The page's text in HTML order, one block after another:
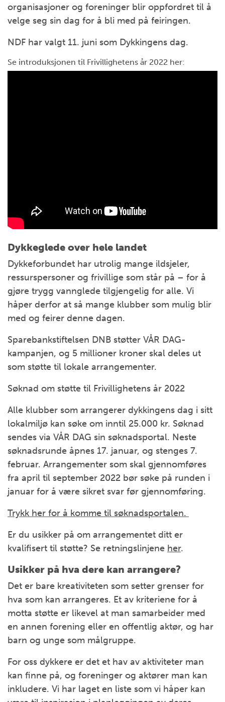
organisasjoner og foreninger blir oppfordret til å
velge seg sin dag for å bli med på feiringen.
NDF har valgt 11. juni som Dykkingens dag.
Se introduksjonen til Frivillighetens år 2022 her:
Dykkeglede over hele landet
Dykkeforbundet har utrolig mange ildsjeler,
ressurspersoner og frivillige som står på – for å
gjøre trygg vannglede tilgjengelig for alle. Vi
håper derfor at så mange klubber som mulig blir
med og feirer denne dagen.
Sparebankstiftelsen DNB støtter VÅR DAG-
kampanjen, og 5 millioner kroner skal deles ut
som støtte til lokale arrangementer.
Søknad om støtte til Frivillighetens år 2022
Alle klubber som arrangerer dykkingens dag i sitt
lokalmiljø kan søke om inntil 25.000 kr. Søknad
sendes via VÅR DAG sin søknadsportal. Neste
søknadsrunde åpnes 17. januar, og stenges 7.
februar. Arrangementer som skal gjennomføres
fra april til september 2022 bør søke på runden i
januar for å være sikret svar før gjennomføring.
Trykk her for å komme til søknadsportalen.
Er du usikker på om arrangementet ditt er
kvalifisert til støtte? Se retningslinjene her.
Usikker på hva dere kan arrangere?
Det er bare kreativiteten som setter grenser for
hva som kan arrangeres. Et av kriteriene for å
motta støtte er likevel at man samarbeider med
en annen forening eller en offentlig aktør, og har
barn og unge som målgruppe.
For oss dykkere er det et hav av aktiviteter man
kan finne på, og foreninger og aktører man kan
inkludere. Vi har laget en liste som vi håper kan